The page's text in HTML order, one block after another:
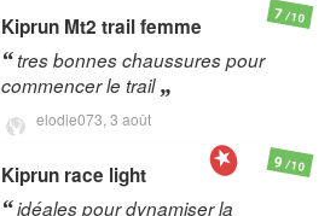
Kiprun Mt2 trail femme
tres bonnes chaussures pour
commencer le trail
elodie073, 3 août
7/10
Kiprun race light
idéales pour dynamiser la
9/10